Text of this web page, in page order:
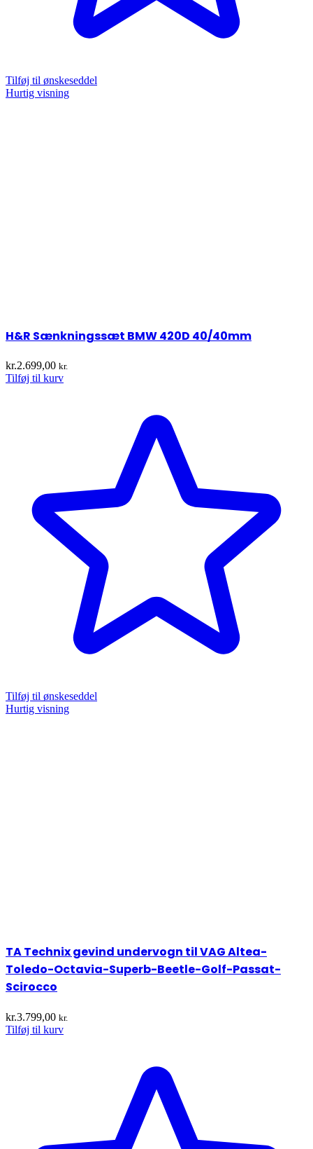
Tilføj til ønskeseddel
Hurtig visning
H&R Sænkningssæt BMW 420D 40/40mm
kr.2.699,00 kr.
Tilføj til kurv
Tilføj til ønskeseddel
Hurtig visning
TA Technix gevind undervogn til VAG Altea-
Toledo-Octavia-Superb-Beetle-Golf-Passat-
Scirocco
kr.3.799,00 kr.
Tilføj til kurv